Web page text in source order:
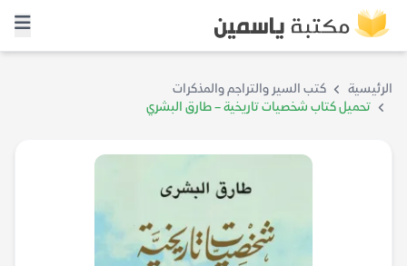
الرئيسية
كتب السير والتراجم والمذكرات
تحميل كتاب شخصيات تاريخية – طارق البشري